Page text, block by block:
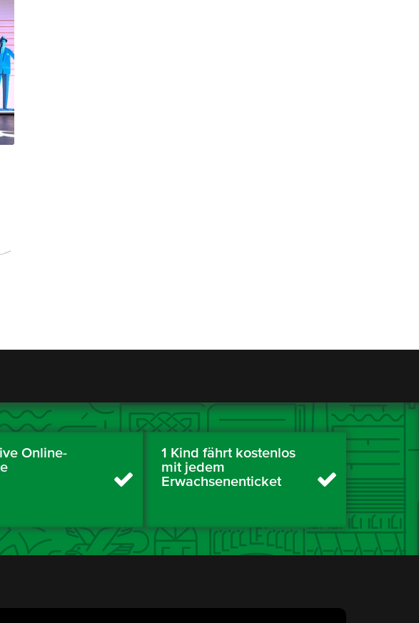
Online-
1 Kind fährt kostenlos
mit jedem
Erwachsenenticket